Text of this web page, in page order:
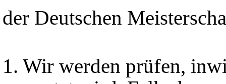
der Deutschen
1. Wir werden prüfen,